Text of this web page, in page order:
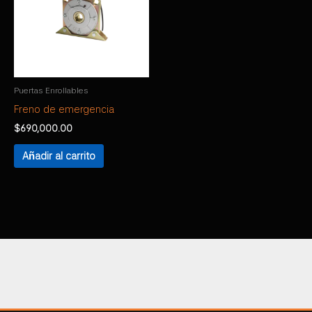
Puertas Enrollables
Freno de emergencia
$690,000.00
Añadir al carrito